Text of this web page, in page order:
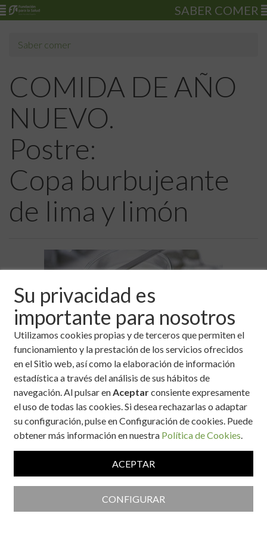
Su privacidad es
importante para nosotros
Utilizamos cookies propias y de terceros que permiten el
funcionamiento y la prestación de los servicios ofrecidos
en el Sitio web, así como la elaboración de información
estadística a través del análisis de sus hábitos de
navegación. Al pulsar enAceptarconsiente expresamente
el uso de todas las cookies. Si desea rechazarlas o adaptar
su configuración, pulse en Configuración de cookies. Puede
obtener más información en nuestra Política de Cookies.
ACEPTAR
CONFIGURAR
SABER COMER
Saber comer
COMIDA DE AÑO
NUEVO.
Postre:
Copa burbujeante
de lima y limón
Ingredientes
4 cucharaditas de "peta zetas"